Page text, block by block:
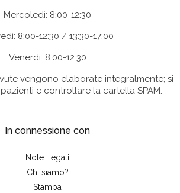
Mercoledì: 8:00-12:30
8:00-12:30 / 13:30-17:00
Venerdì: 8:00-12:30
vengono elaborate integralmente; si
e controllare la cartella SPAM.
In connessione con
Note Legali
Chi siamo?
Stampa